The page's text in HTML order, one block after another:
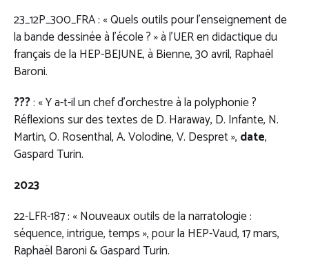
23_12P_300_FRA : « Quels outils pour l’enseignement de
la bande dessinée à l’école ? » à l’UER en didactique du
français de la HEP-BEJUNE, à Bienne, 30 avril, Raphaël
Baroni.
???: « Y a-t-il un chef d’orchestre à la polyphonie ?
Réflexions sur des textes de D. Haraway, D. Infante, N.
Martin, O. Rosenthal, A. Volodine, V. Despret », date,
Gaspard Turin.
2023
22-LFR-187 : « Nouveaux outils de la narratologie :
séquence, intrigue, temps », pour la HEP-Vaud, 17 mars,
Raphaël Baroni & Gaspard Turin.